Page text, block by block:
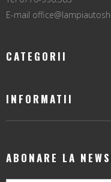
E-mail
CATEGORII
INFORMATII
ABONARE LA